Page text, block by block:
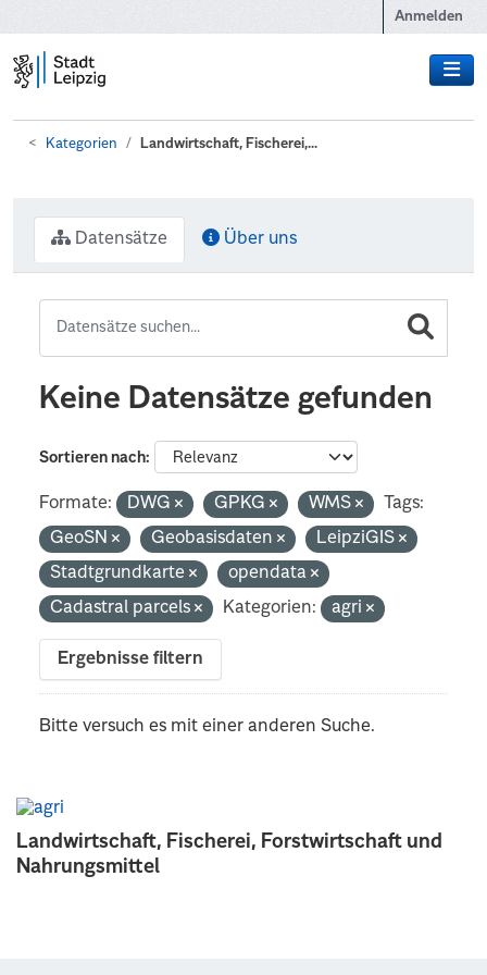
Anmelden
Kategorien Landwirtschaft, Fischerei,...
Landwirtschaft, Fischerei, Forstwirtschaft und
Nahrungsmittel
Datensätze Über uns
Keine Datensätze gefunden
Sortieren nach
Formate: DWG GPKG WMS
Tags:
GeoSN
Geobasisdaten
LeipziGIS
Stadtgrundkarte
opendata
Cadastral parcels
Kategorien: agri
Ergebnisse filtern
Bitte versuch es mit einer anderen Suche.